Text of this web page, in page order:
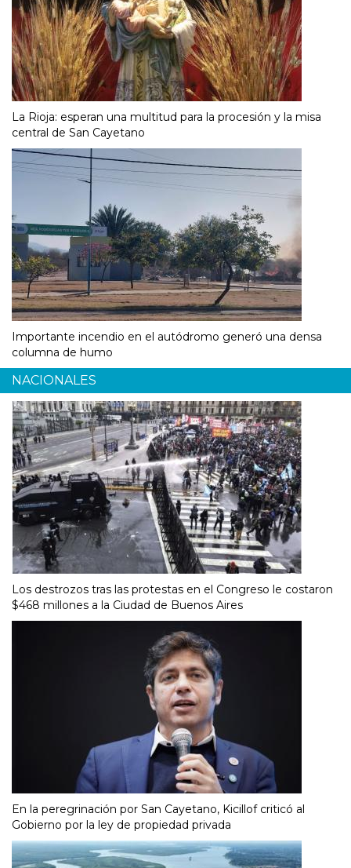
La Rioja: esperan una multitud para la procesión y la misa
central de San Cayetano
Importante incendio en el autódromo generó una densa
columna de humo
NACIONALES
Los destrozos tras las protestas en el Congreso le costaron
$468 millones a la Ciudad de Buenos Aires
En la peregrinación por San Cayetano, Kicillof criticó al
Gobierno por la ley de propiedad privada